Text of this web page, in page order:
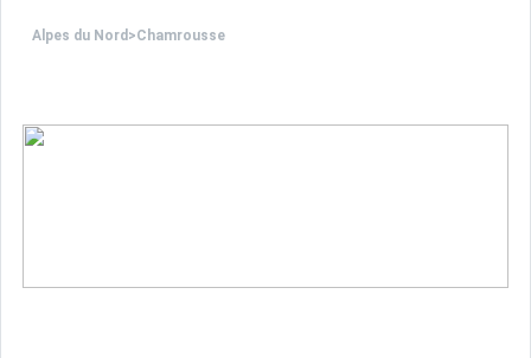
Alpes du Nord >Chamrousse